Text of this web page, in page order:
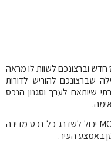
וברצונכם לשוות לו מראה
שברצונכם להוריש לדורות
שיותאם לערך וסגנון הנכס
יכול לשדרג כל נכס מדירה
באמצע העיר.